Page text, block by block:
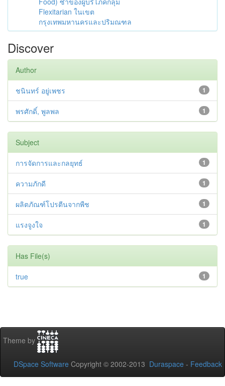
Flexitarian ในเขต
กรุงเทพมหานครและปริมณฑล
Discover
Author
1
ชนินทร์ อยู่เพชร
1
พรศักดิ์, พูลพล
Subject
1
การจัดการและกลยุทธ์
1
ความภักดี
1
ผลิตภัณฑ์โปรตีนจากพืช
1
แรงจูงใจ
Has File(s)
1
true
Theme by
DSpace Software Copyright © 2002-2013 Duraspace - Feedback